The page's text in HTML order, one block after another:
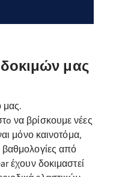
μας
μας.
να βρίσκουμε νέες
μόνο καινοτόμα,
βαθμολογίες από
έχουν δοκιμαστεί